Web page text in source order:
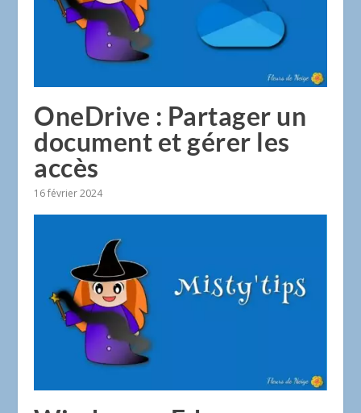
OneDrive : Partager un
document et gérer les
accès
16 février 2024